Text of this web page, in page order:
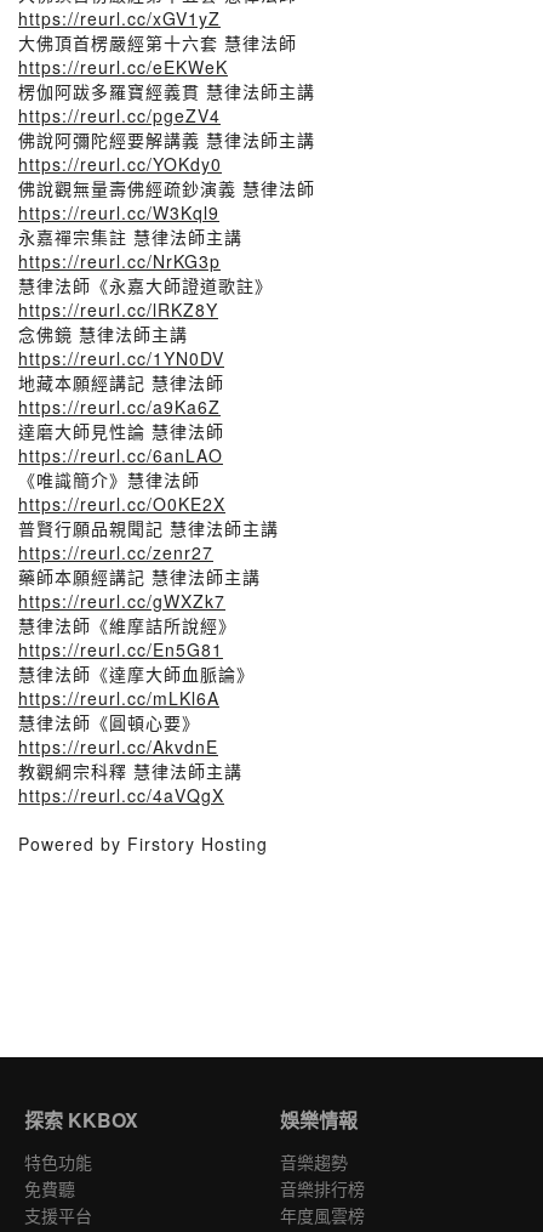
https://reurl.cc/xGV1yZ
大佛頂首楞嚴經第十六套 慧律法師
https://reurl.cc/eEKWeK
楞伽阿跋多羅寶經義貫 慧律法師主講
https://reurl.cc/pgeZV4
佛說阿彌陀經要解講義 慧律法師主講
https://reurl.cc/YOKdy0
佛說觀無量壽佛經疏鈔演義 慧律法師
https://reurl.cc/W3Kql9
永嘉禪宗集註 慧律法師主講
https://reurl.cc/NrKG3p
慧律法師《永嘉大師證道歌註》
https://reurl.cc/lRKZ8Y
念佛鏡 慧律法師主講
https://reurl.cc/1YN0DV
地藏本願經講記 慧律法師
https://reurl.cc/a9Ka6Z
達磨大師見性論 慧律法師
https://reurl.cc/6anLAO
《唯識簡介》慧律法師
https://reurl.cc/O0KE2X
普賢行願品親聞記 慧律法師主講
https://reurl.cc/zenr27
藥師本願經講記 慧律法師主講
https://reurl.cc/gWXZk7
慧律法師《維摩詰所說經》
https://reurl.cc/En5G81
慧律法師《達摩大師血脈論》
https://reurl.cc/mLKl6A
慧律法師《圓頓心要》
https://reurl.cc/AkvdnE
教觀綱宗科釋 慧律法師主講
https://reurl.cc/4aVQgX
Powered by Firstory Hosting
探索 KKBOX
特色功能
免費聽
支援平台
娛樂情報
音樂趨勢
音樂排行榜
年度風雲榜